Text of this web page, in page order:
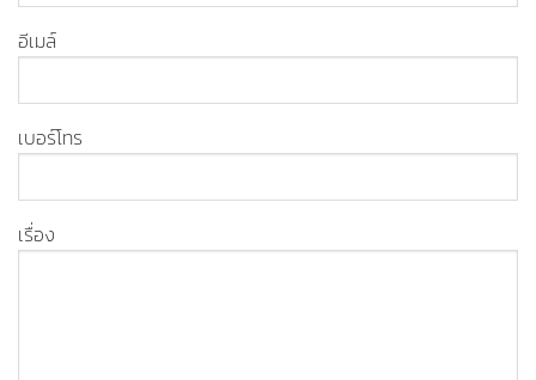
อีเมล์
เบอร์โทร
เรื่อง